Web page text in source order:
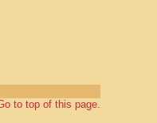
to top of this page.